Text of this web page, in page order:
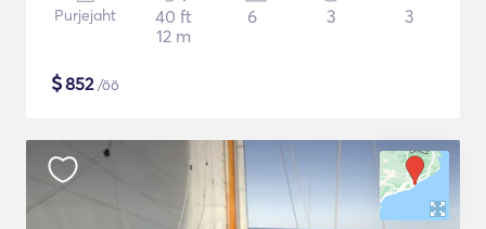
Purjejaht
40 ft
12 m
6 3 3
$852/öö